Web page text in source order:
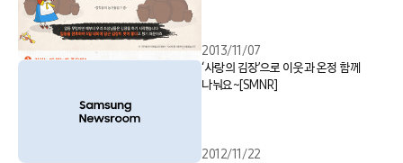
2013/11/07
‘사랑의 김장’으로 이웃과 온정 함께
나눠요~[SMNR]
2012/11/22